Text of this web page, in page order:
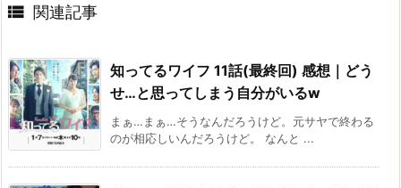
 関連記事
知ってるワイフ 11話(最終回) 感想｜どう
せ…と思ってしまう自分がいるw
まぁ…まぁ…そうなんだろうけど。元サヤで終わる
のが相応しいんだろうけど。 なんと ...